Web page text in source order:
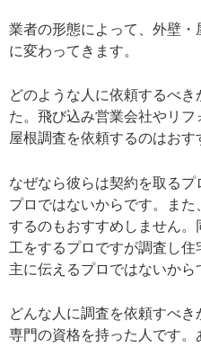
業者の形態によって、外壁・
に変わってきます。
どのような人に依頼するべ
た。飛び込み営業会社やリフ
屋根調査を依頼するのはおす
なぜなら彼らは契約を取る
プロではないからです。ま
するのもおすすめしません
工をするプロですが調査し
主に伝えるプロではないから
どんな人に調査を依頼すべ
専門の資格を持った人です